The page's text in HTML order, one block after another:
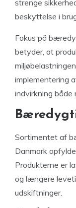
strenge
beskyttelse i
Fokus på
betyder, at
implementering
indvirkning både
Sortimentet af
Danmark
Produkterne er
og længere
udskiftninger.